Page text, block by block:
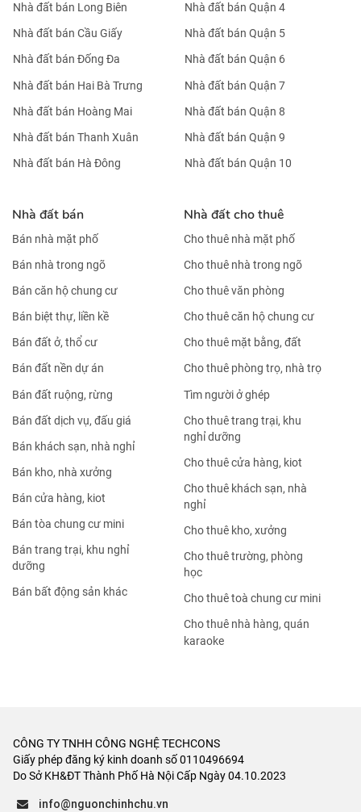
Nhà đất bán Long Biên
Nhà đất bán Cầu Giấy
Nhà đất bán Đống Đa
Nhà đất bán Hai Bà Trưng
Nhà đất bán Hoàng Mai
Nhà đất bán Thanh Xuân
Nhà đất bán Hà Đông
Nhà đất bán Quận 4
Nhà đất bán Quận 5
Nhà đất bán Quận 6
Nhà đất bán Quận 7
Nhà đất bán Quận 8
Nhà đất bán Quận 9
Nhà đất bán Quận 10
Nhà đất bán
Bán nhà mặt phố
Bán nhà trong ngõ
Bán căn hộ chung cư
Bán biệt thự, liền kề
Bán đất ở, thổ cư
Bán đất nền dự án
Bán đất ruộng, rừng
Bán đất dịch vụ, đấu giá
Bán khách sạn, nhà nghỉ
Bán kho, nhà xưởng
Bán cửa hàng, kiot
Bán tòa chung cư mini
Bán trang trại, khu nghỉ
dưỡng
Bán bất động sản khác
Nhà đất cho thuê
Cho thuê nhà mặt phố
Cho thuê nhà trong ngõ
Cho thuê văn phòng
Cho thuê căn hộ chung cư
Cho thuê mặt bằng, đất
Cho thuê phòng trọ, nhà trọ
Tìm người ở ghép
Cho thuê trang trại, khu
nghỉ dưỡng
Cho thuê cửa hàng, kiot
Cho thuê khách sạn, nhà
nghỉ
Cho thuê kho, xưởng
Cho thuê trường, phòng
học
Cho thuê toà chung cư mini
Cho thuê nhà hàng, quán
karaoke
CÔNG TY TNHH CÔNG NGHỆ TECHCONS
Giấy phép đăng ký kinh doanh số 0110496694
Do Sở KH&ĐT Thành Phố Hà Nội Cấp Ngày 04.10.2023
info@nguonchinhchu.vn